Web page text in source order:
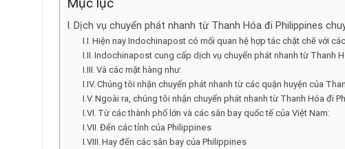
Mục lục
Dịch vụ chuyển phát nhanh từ Thanh Hóa đi Philippines
Hiện nay Indochinapost có mối quan hệ hợp tác chặt chẽ với
Indochinapost cung cấp dịch vụ chuyển phát nhanh từ Thanh
Và các mặt hàng như:
Chúng tôi nhận chuyển phát nhanh từ các quận huyện của
Ngoài ra, chúng tôi nhận chuyển phát nhanh từ Thanh Hóa đi
Từ các thành phố lớn và các sân bay quốc tế của Việt Nam:
Đến các tỉnh của Philippines
Hay đến các sân bay của Philippines